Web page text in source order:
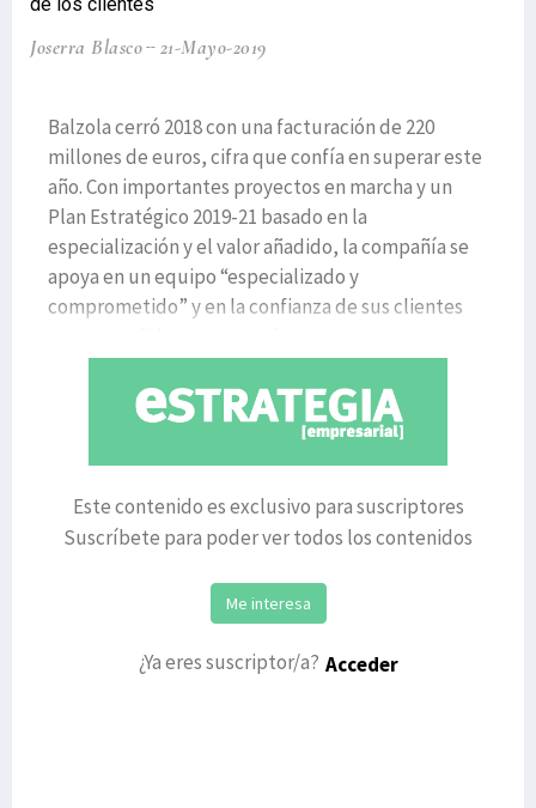
Joserra Blasco 21-Mayo-2019
Balzola cerró 2018 con una facturación de 220
millones de euros, cifra que confía en superar este
año. Con importantes proyectos en marcha y un
Plan Estratégico 2019-21 basado en la
especialización y el valor añadido, la compañía se
apoya en un equipo “especializado y
comprometido” y en la confianza de sus clientes
Este contenido es exclusivo para suscriptores
Suscríbete para poder ver todos los contenidos
Me interesa
¿Ya eres suscriptor/a? Acceder